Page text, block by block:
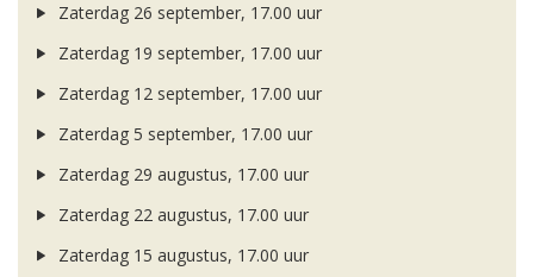
Zaterdag 26 september, 17.00 uur
Zaterdag 19 september, 17.00 uur
Zaterdag 12 september, 17.00 uur
Zaterdag 5 september, 17.00 uur
Zaterdag 29 augustus, 17.00 uur
Zaterdag 22 augustus, 17.00 uur
Zaterdag 15 augustus, 17.00 uur